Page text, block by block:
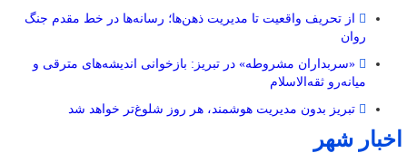
از تحریف واقعیت تا مدیریت ذهن‌ها؛ رسانه‌ها در خط مقدم جنگ
روان
«سربداران مشروطه» در تبریز: بازخوانی اندیشه‌های مترقی و
میانه‌رو ثقه‌الاسلام
تبریز بدون مدیریت هوشمند، هر روز شلوغ‌تر خواهد شد
اخبار شهر